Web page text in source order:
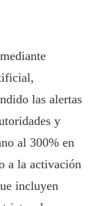
las alertas
y
al 300% en
a la activación
incluyen